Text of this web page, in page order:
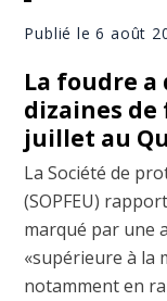
Publié le 6 août
La foudre a
dizaines
juillet au
La Société de
(SOPFEU)
marqué par une
«supérieure à la
notamment en